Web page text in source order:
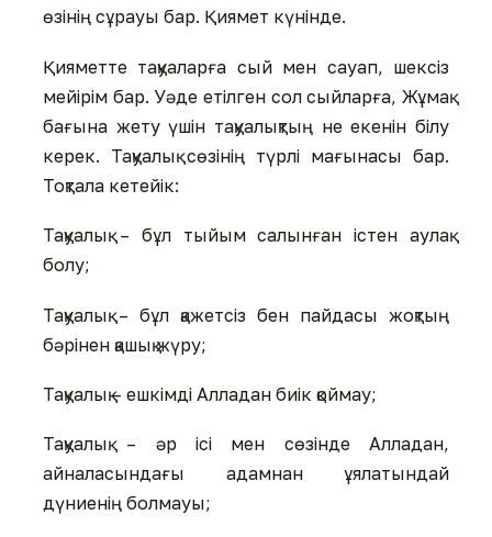
өзінің сұрауы бар. Қиямет күнінде.
Қияметте тақуаларға сый мен сауап, шексіз
мейірім бар. Уәде етілген сол сыйларға, Жұмақ
бағына жету үшін тақуалықтың не екенін білу
керек. Тақуалық сөзінің түрлі мағынасы бар.
Тоқтала кетейік:
Тақуалық – бұл тыйым салынған істен аулақ
болу;
Тақуалық – бұл қажетсіз бен пайдасы жоқтың
бәрінен қашық жүру;
Тақуалық – ешкімді Алладан биік қоймау;
Тақуалық – әр ісі мен сөзінде Алладан,
айналасындағы адамнан ұялатындай
дүниенің болмауы;